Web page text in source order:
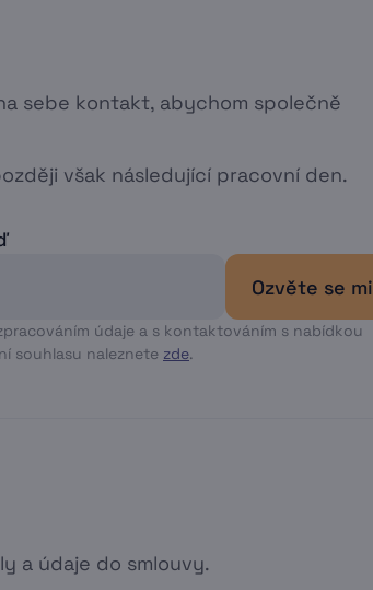
sebe kontakt, abychom společně
však následující pracovní den.
Ozvěte se mi
údaje a s kontaktováním s nabídkou
souhlasu naleznete zde.
a údaje do smlouvy.